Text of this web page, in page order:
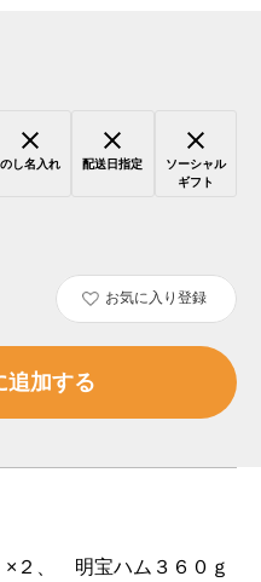
のし名入れ 配送日指定
ソーシャル
ギフト
お気に入り登録
×２、 明宝ハム３６０ｇ